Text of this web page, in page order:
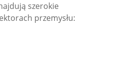
szerokie
przemysłu: